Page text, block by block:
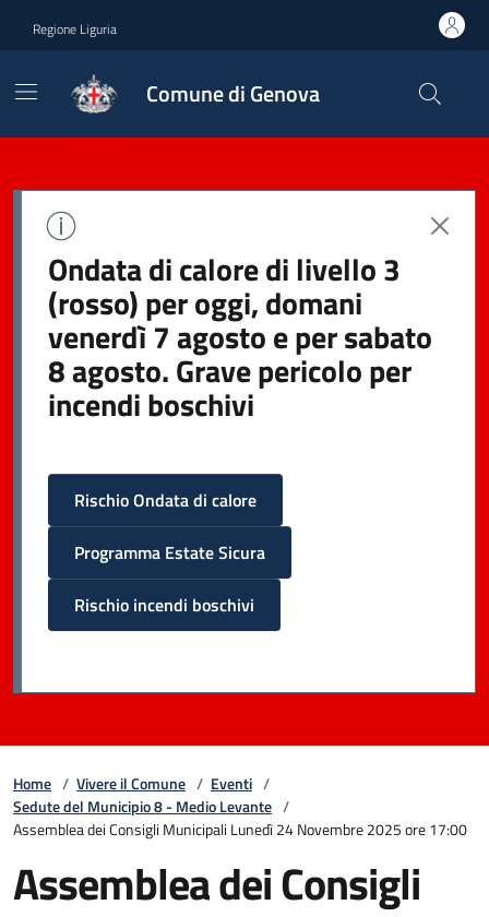
Regione Liguria
Comune di Genova
Ondata di calore di livello 3
(rosso) per oggi, domani
venerdì 7 agosto e per sabato
8 agosto. Grave pericolo per
incendi boschivi
Rischio Ondata di calore
Programma Estate Sicura
Rischio incendi boschivi
Home / Vivere il Comune / Eventi /
Sedute del Municipio 8 - Medio Levante /
Assemblea dei Consigli Municipali Lunedì 24 Novembre 2025 ore 17:00
Assemblea dei Consigli